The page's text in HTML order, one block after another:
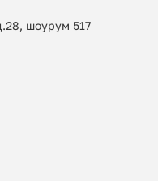
шоурум 517